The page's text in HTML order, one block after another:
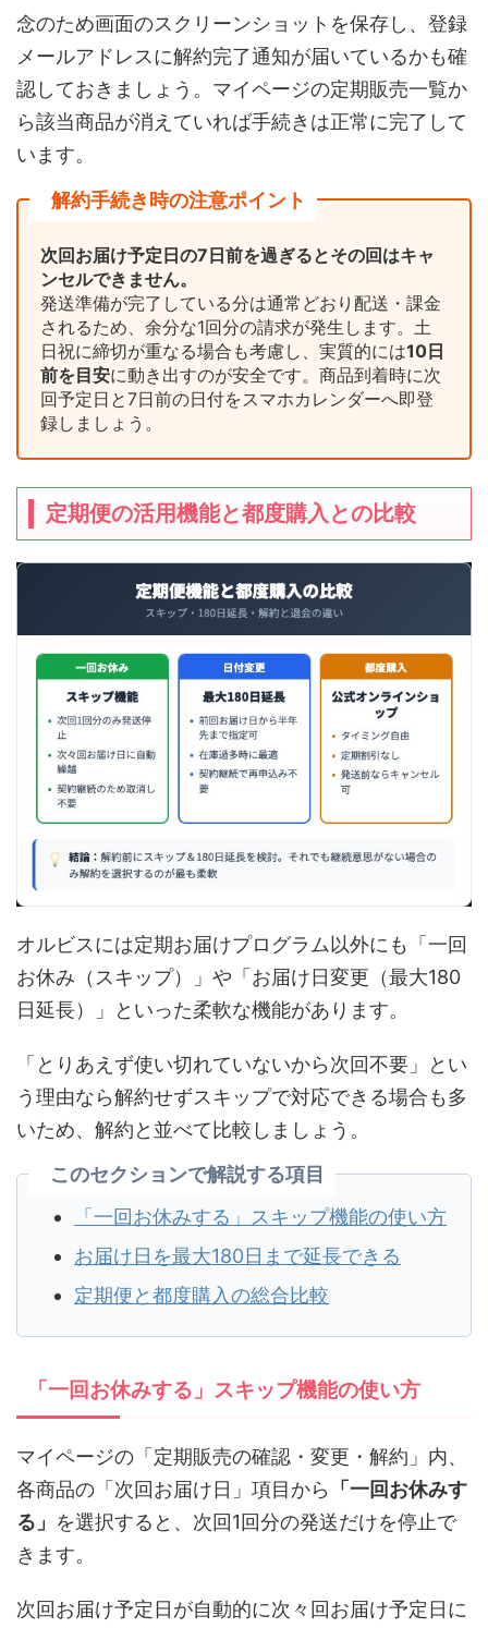
念のため画面のスクリーンショットを保存し、登録
メールアドレスに解約完了通知が届いているかも確
認しておきましょう。マイページの定期販売一覧か
ら該当商品が消えていれば手続きは正常に完了して
います。
解約手続き時の注意ポイント
次回お届け予定日の7日前を過ぎるとその回はキャ
ンセルできません。
発送準備が完了している分は通常どおり配送・課金
されるため、余分な1回分の請求が発生します。土
日祝に締切が重なる場合も考慮し、実質的には10日
前を目安に動き出すのが安全です。商品到着時に次
回予定日と7日前の日付をスマホカレンダーへ即登
録しましょう。
定期便の活用機能と都度購入との比較
オルビスには定期お届けプログラム以外にも「一回
お休み（スキップ）」や「お届け日変更（最大180
日延長）」といった柔軟な機能があります。
「とりあえず使い切れていないから次回不要」とい
う理由なら解約せずスキップで対応できる場合も多
いため、解約と並べて比較しましょう。
このセクションで解説する項目
「一回お休みする」スキップ機能の使い方
お届け日を最大180日まで延長できる
定期便と都度購入の総合比較
「一回お休みする」スキップ機能の使い方
マイページの「定期販売の確認・変更・解約」内、
各商品の「次回お届け日」項目から
「一回お休みす
る」 を選択すると、次回1回分の発送だけを停止で
きます。
次回お届け予定日が自動的に次々回お届け予定日に